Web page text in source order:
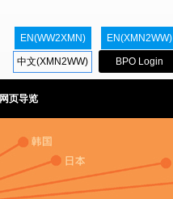
EN(WW2XMN) EN(XMN2WW)
中文(XMN2WW) BPO Login
网页导览